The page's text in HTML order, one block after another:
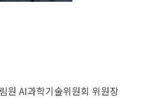
원 AI과학기술위원회 위원장